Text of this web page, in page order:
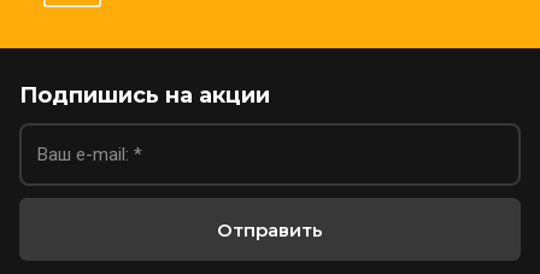
Подпишись на акции
Отправить